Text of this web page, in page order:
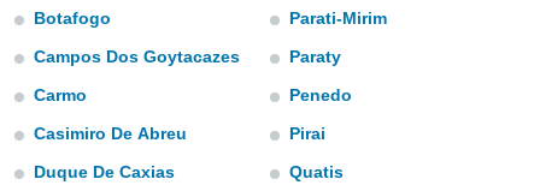
coste.
botón
la
ya sean
CONFIGURACIÓN
Botafogo
Campos Dos Goytacazes
Carmo
Casimiro De Abreu
Duque De Caxias
Parati-Mirim
Paraty
Penedo
Pirai
Quatis